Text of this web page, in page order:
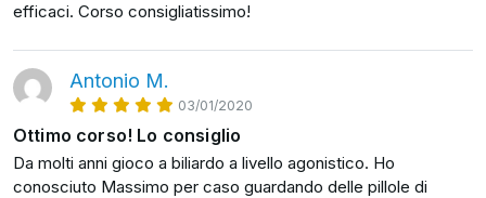
efficaci. Corso consigliatissimo!
Antonio M.
03/01/2020
Ottimo corso! Lo consiglio
Da molti anni gioco a biliardo a livello agonistico. Ho
conosciuto Massimo per caso guardando delle pillole di